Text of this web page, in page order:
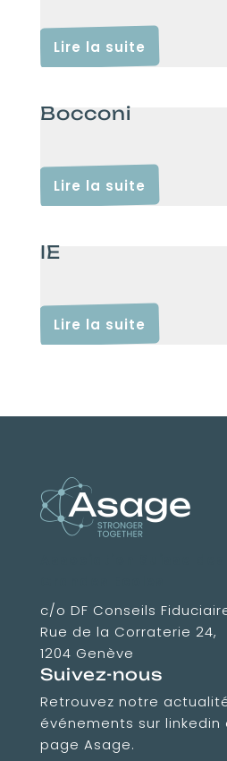
Lire la suite
Bocconi
Lire la suite
IE
Lire la suite
c/o DF Conseils
Rue de la Corraterie 24,
1204 Genève
Suivez-nous
Retrouvez notre
événements sur linkedin
page Asage.